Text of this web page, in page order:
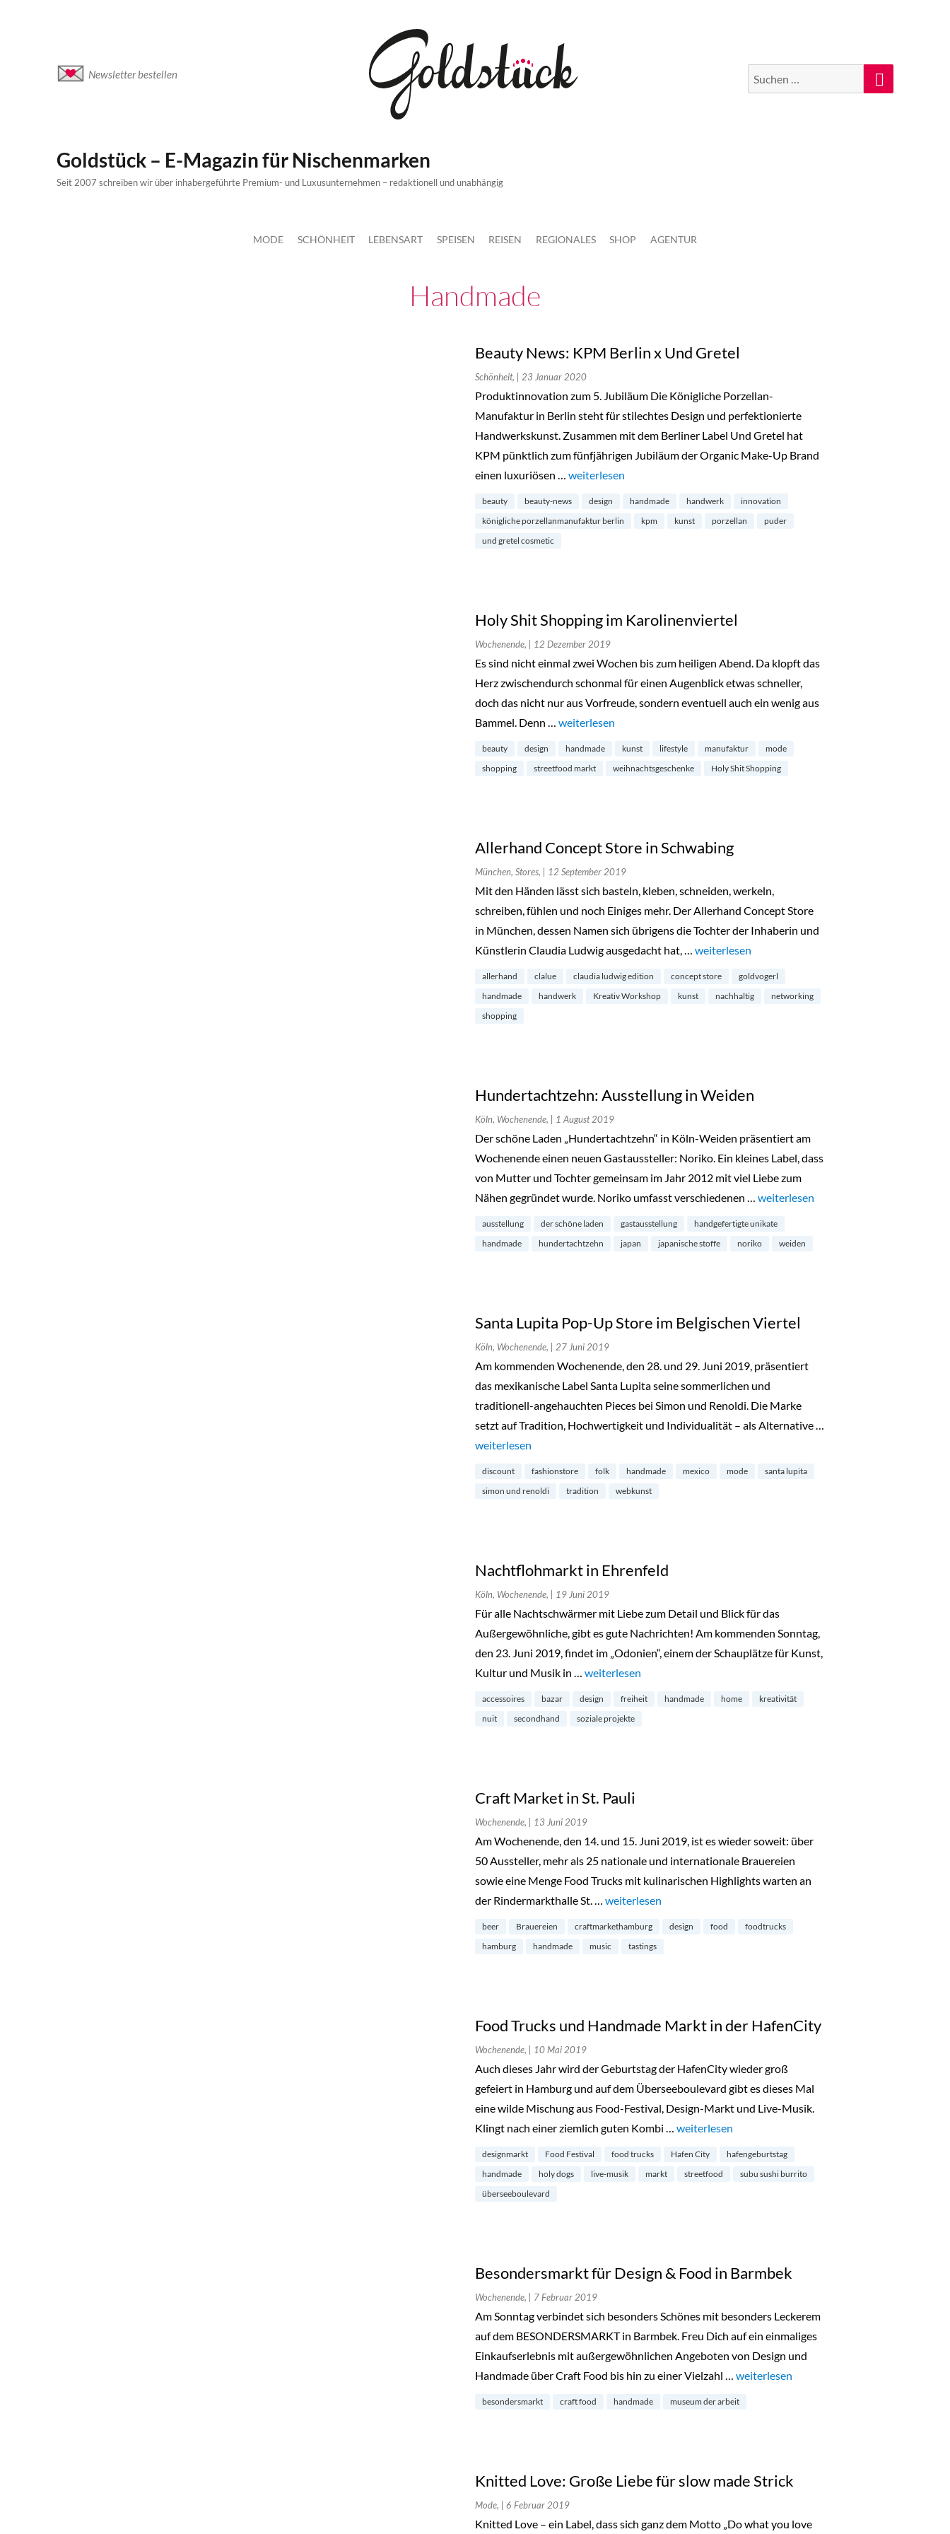
Newsletter bestellen
Suche
nach:
Suchen
Goldstück – E-Magazin für Nischenmarken
Seit 2007 schreiben wir über inhabergeführte Premium- und Luxusunternehmen – redaktionell und unabhängig
MODE SCHÖNHEIT LEBENSART SPEISEN REISEN REGIONALES SHOP AGENTUR
Handmade
Beauty News: KPM Berlin x Und Gretel
Schönheit, | 23 Januar 2020
Produktinnovation zum 5. Jubiläum Die Königliche Porzellan-
Manufaktur in Berlin steht für stilechtes Design und perfektionierte
Handwerkskunst. Zusammen mit dem Berliner Label Und Gretel hat
KPM pünktlich zum fünfjährigen Jubiläum der Organic Make-Up Brand
einen luxuriösen … „Beauty News: KPM Berlin x Und Gretel“
weiterlesen
beauty beauty-news design handmade handwerk
innovation
königliche porzellanmanufaktur berlin
kpm kunst porzellan
puder
und gretel cosmetic
Holy Shit Shopping im Karolinenviertel
Wochenende, | 12 Dezember 2019
Es sind nicht einmal zwei Wochen bis zum heiligen Abend. Da klopft das
Herz zwischendurch schonmal für einen Augenblick etwas schneller,
doch das nicht nur aus Vorfreude, sondern eventuell auch ein wenig aus
Bammel. Denn … „Holy Shit Shopping im Karolinenviertel“
weiterlesen
beauty design handmade kunst lifestyle manufaktur
mode
shopping
streetfood markt weihnachtsgeschenke Holy Shit Shopping
Allerhand Concept Store in Schwabing
München, Stores, | 12 September 2019
Mit den Händen lässt sich basteln, kleben, schneiden, werkeln,
schreiben, fühlen und noch Einiges mehr. Der Allerhand Concept Store
in München, dessen Namen sich übrigens die Tochter der Inhaberin und
Künstlerin Claudia Ludwig ausgedacht hat, … „Allerhand Concept Store in Schwabing“
weiterlesen
allerhand clalue claudia ludwig edition concept store
goldvogerl
handmade
handwerk Kreativ Workshop kunst nachhaltig
networking
shopping
Hundertachtzehn: Ausstellung in Weiden
Köln, Wochenende, | 1 August 2019
Der schöne Laden „Hundertachtzehn“ in Köln-Weiden präsentiert am
Wochenende einen neuen Gastaussteller: Noriko. Ein kleines Label, dass
von Mutter und Tochter gemeinsam im Jahr 2012 mit viel Liebe zum
Nähen gegründet wurde. Noriko umfasst verschiedenen … „Hundertachtzehn: Ausstellung in
weiterlesen
ausstellung der schöne laden gastausstellung
handgefertigte unikate
handmade
hundertachtzehn japan japanische stoffe noriko weiden
Santa Lupita Pop-Up Store im Belgischen Viertel
Köln, Wochenende, | 27 Juni 2019
Am kommenden Wochenende, den 28. und 29. Juni 2019, präsentiert
das mexikanische Label Santa Lupita seine sommerlichen und
traditionell-angehauchten Pieces bei Simon und Renoldi. Die Marke
setzt auf Tradition, Hochwertigkeit und Individualität – als Alternative …
„Santa Lupita Pop-Up Store im Belgischen Viertel“
weiterlesen
discount fashionstore folk handmade mexico mode
santa lupita
simon und renoldi
tradition webkunst
Nachtflohmarkt in Ehrenfeld
Köln, Wochenende, | 19 Juni 2019
Für alle Nachtschwärmer mit Liebe zum Detail und Blick für das
Außergewöhnliche, gibt es gute Nachrichten! Am kommenden Sonntag,
den 23. Juni 2019, findet im „Odonien“, einem der Schauplätze für Kunst,
Kultur und Musik in … „Nachtflohmarkt in Ehrenfeld“
weiterlesen
accessoires bazar design freiheit handmade home
kreativität
nuit
secondhand soziale projekte
Craft Market in St. Pauli
Wochenende, | 13 Juni 2019
Am Wochenende, den 14. und 15. Juni 2019, ist es wieder soweit: über
50 Aussteller, mehr als 25 nationale und internationale Brauereien
sowie eine Menge Food Trucks mit kulinarischen Highlights warten an
der Rindermarkthalle St. … „Craft Market in St. Pauli“
weiterlesen
beer Brauereien craftmarkethamburg design food
foodtrucks
hamburg
handmade music tastings
Food Trucks und Handmade Markt in der HafenCity
Wochenende, | 10 Mai 2019
Auch dieses Jahr wird der Geburtstag der HafenCity wieder groß
gefeiert in Hamburg und auf dem Überseeboulevard gibt es dieses Mal
eine wilde Mischung aus Food-Festival, Design-Markt und Live-Musik.
Klingt nach einer ziemlich guten Kombi … „Food Trucks und Handmade Markt in der HafenCity“
weiterlesen
designmarkt Food Festival food trucks Hafen City
hafengeburtstag
handmade
holy dogs live-musik markt streetfood
subu sushi burrito
überseeboulevard
Besondersmarkt für Design & Food in Barmbek
Wochenende, | 7 Februar 2019
Am Sonntag verbindet sich besonders Schönes mit besonders Leckerem
auf dem BESONDERSMARKT in Barmbek. Freu Dich auf ein einmaliges
Einkaufserlebnis mit außergewöhnlichen Angeboten von Design und
Handmade über Craft Food bis hin zu einer Vielzahl … „Besondersmarkt für Design & Food in
weiterlesen
besondersmarkt craft food handmade museum der arbeit
Knitted Love: Große Liebe für slow made Strick
Mode, | 6 Februar 2019
Knitted Love – ein Label, dass sich ganz dem Motto „Do what you love